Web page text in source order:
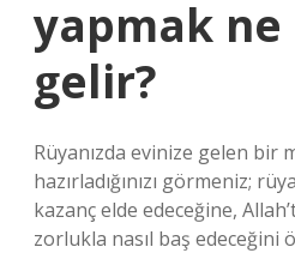
yapmak
gelir?
Rüyanızda evinize gelen bir
hazırladığınızı görmeniz;
kazanç elde edeceğine,
zorlukla nasıl baş edeceğini